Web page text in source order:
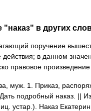
"наказ" в других
поручение
в данном
правовое
муж. 1. Приказ,
подробный наказ. ||
устар.). Наказ